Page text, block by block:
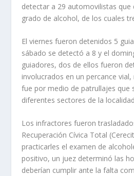
detectar a 29 automovilistas que
grado de alcohol, de los cuales
El viernes fueron detenidos 5
sábado se detectó a 8 y el
guiadores, dos de ellos fueron
involucrados en un percance
fue por medio de patrullajes que
diferentes sectores de la
Los infractores fueron
Recuperación Cívica Total
practicarles el examen de
positivo, un juez determinó las
deberían cumplir ante la falta